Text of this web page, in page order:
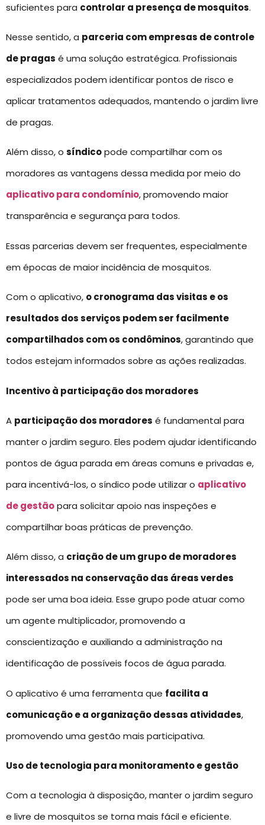
suficientes para controlar a presença de mosquitos.
Nesse sentido, a parceria com empresas de controle
de pragas é uma solução estratégica. Profissionais
especializados podem identificar pontos de risco e
aplicar tratamentos adequados, mantendo o jardim livre
de pragas.
Além disso, o síndicopode compartilhar com os
moradores as vantagens dessa medida por meio do
aplicativo para condomínio, promovendo maior
transparência e segurança para todos.
Essas parcerias devem ser frequentes, especialmente
em épocas de maior incidência de mosquitos.
Com o aplicativo, o cronograma das visitas e os
resultados dos serviços podem ser facilmente
compartilhados com os condôminos, garantindo que
todos estejam informados sobre as ações realizadas.
Incentivo à participação dos moradores
A participação dos moradores é fundamental para
manter o jardim seguro. Eles podem ajudar identificando
pontos de água parada em áreas comuns e privadas e,
para incentivá-los, o síndico pode utilizar o aplicativo
de gestãopara solicitar apoio nas inspeções e
compartilhar boas práticas de prevenção.
Além disso, a criação de um grupo de moradores
interessados na conservação das áreas verdes
pode ser uma boa ideia. Esse grupo pode atuar como
um agente multiplicador, promovendo a
conscientização e auxiliando a administração na
identificação de possíveis focos de água parada.
O aplicativo é uma ferramenta que facilita a
comunicação e a organização dessas atividades,
promovendo uma gestão mais participativa.
Uso de tecnologia para monitoramento e gestão
Com a tecnologia à disposição, manter o jardim seguro
e livre de mosquitos se torna mais fácil e eficiente.